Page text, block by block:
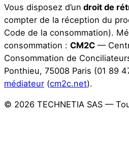
Vous disposez d’un droit de
compter de la réception du
Code de la consommation).
consommation : CM2C —
Consommation de
Ponthieu, 75008 Paris (01 89
médiateur (cm2c.net).
© 2026 TECHNETIA SAS —